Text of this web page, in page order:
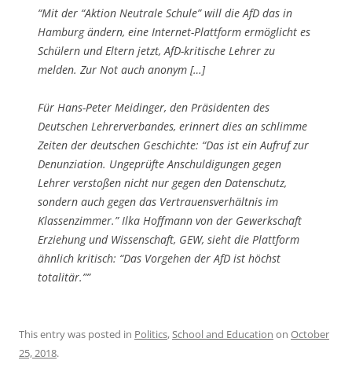
“Mit der “Aktion Neutrale Schule” will die AfD das in
Hamburg ändern, eine Internet-Plattform ermöglicht es
Schülern und Eltern jetzt, AfD-kritische Lehrer zu
melden. Zur Not auch anonym […]
Für Hans-Peter Meidinger, den Präsidenten des
Deutschen Lehrerverbandes, erinnert dies an schlimme
Zeiten der deutschen Geschichte: “Das ist ein Aufruf zur
Denunziation. Ungeprüfte Anschuldigungen gegen
Lehrer verstoßen nicht nur gegen den Datenschutz,
sondern auch gegen das Vertrauensverhältnis im
Klassenzimmer.” Ilka Hoffmann von der Gewerkschaft
Erziehung und Wissenschaft, GEW, sieht die Plattform
ähnlich kritisch: “Das Vorgehen der AfD ist höchst
totalitär.””
This entry was posted in Politics,School and Education on October
25, 2018.